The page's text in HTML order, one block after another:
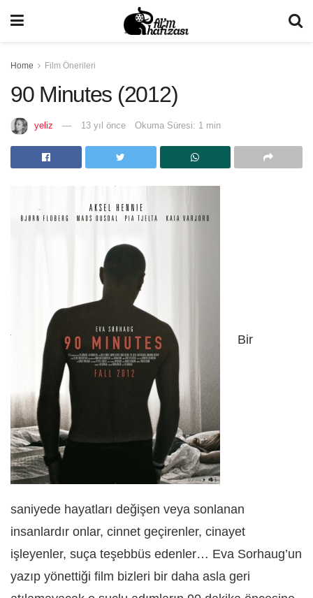
Home Film Önerileri
90 Minutes (2012)
yeliz 13 yıl önce Okuma Süresi: 1 min
Bir
saniyede hayatları değişen veya sonlanan
insanlardır onlar, cinnet geçirenler, cinayet
işleyenler, suça teşebbüs edenler… Eva Sorhaug’un
yazıp yönettiği film bizleri bir daha asla geri